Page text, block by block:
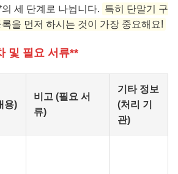
세 단계로 나뉩니다. 특히 단말기 구
을 먼저 하시는 것이 가장 중요해요!
및 필요 서류**
용)
비고 (필요 서
류)
기타 정보
(처리 기
관)